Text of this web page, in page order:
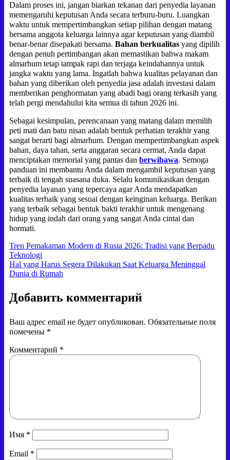
Dalam proses ini, jangan biarkan tekanan dari penyedia layanan
memengaruhi keputusan Anda secara terburu-buru. Luangkan
waktu untuk mempertimbangkan setiap pilihan dengan matang
bersama anggota keluarga lainnya agar keputusan yang diambil
benar-benar disepakati bersama. Bahan berkualitas yang dipilih
dengan penuh pertimbangan akan memastikan bahwa makam
almarhum tetap tampak rapi dan terjaga keindahannya untuk
jangka waktu yang lama. Ingatlah bahwa kualitas pelayanan dan
bahan yang diberikan oleh penyedia jasa adalah investasi dalam
memberikan penghormatan yang abadi bagi orang terkasih yang
telah pergi mendahului kita semua di tahun 2026 ini.
Sebagai kesimpulan, perencanaan yang matang dalam memilih
peti mati dan batu nisan adalah bentuk perhatian terakhir yang
sangat berarti bagi almarhum. Dengan mempertimbangkan aspek
bahan, daya tahan, serta anggaran secara cermat, Anda dapat
menciptakan memorial yang pantas dan berwibawa. Semoga
panduan ini membantu Anda dalam mengambil keputusan yang
terbaik di tengah suasana duka. Selalu komunikasikan dengan
penyedia layanan yang tepercaya agar Anda mendapatkan
kualitas terbaik yang sesuai dengan keinginan keluarga. Berikan
yang terbaik sebagai bentuk bakti terakhir untuk mengenang
hidup yang indah dari orang yang sangat Anda cintai dan
hormati.
Навигация
по
записям
Tren Pemakaman Modern di Rusia 2026: Tradisi yang Berpadu
Teknologi
Hal yang Harus Segera Dilakukan Saat Keluarga Meninggal
Dunia di Rumah
Добавить комментарий
Ваш адрес email не будет опубликован. Обязательные поля
помечены *
Комментарий *
Имя *
Email *